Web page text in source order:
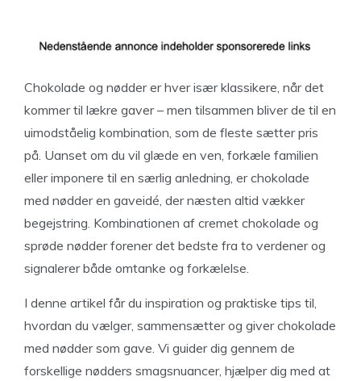
Chokolade og nødder er hver især klassikere, når det
kommer til lækre gaver – men tilsammen bliver de til en
uimodståelig kombination, som de fleste sætter pris
på. Uanset om du vil glæde en ven, forkæle familien
eller imponere til en særlig anledning, er chokolade
med nødder en gaveidé, der næsten altid vækker
begejstring. Kombinationen af cremet chokolade og
sprøde nødder forener det bedste fra to verdener og
signalerer både omtanke og forkælelse.
I denne artikel får du inspiration og praktiske tips til,
hvordan du vælger, sammensætter og giver chokolade
med nødder som gave. Vi guider dig gennem de
forskellige nødders smagsnuancer, hjælper dig med at